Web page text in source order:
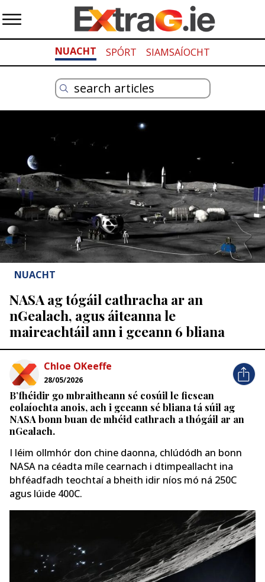
NUACHT SPÓRT SIAMSAÍOCHT
NUACHT
NASA ag tógáil cathracha ar an
nGealach, agus áiteanna le
maireachtáil ann i gceann 6 bliana
Chloe OKeeffe
28/05/2026
B’fhéidir go mbraitheann sé cosúil le ficsean
eolaíochta anois, ach i gceann sé bliana tá súil ag
NASA bonn buan de mhéid cathrach a thógáil ar an
nGealach.
I léim ollmhór don chine daonna, chlúdódh an bonn
NASA na céadta míle cearnach i dtimpeallacht ina
bhféadfadh teochtaí a bheith idir níos mó ná 250C
agus lúide 400C.